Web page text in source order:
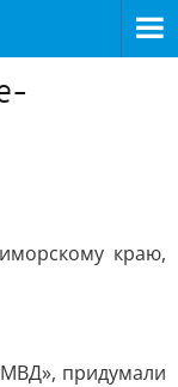
краю,
придумали